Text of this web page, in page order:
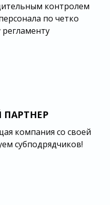
контролем
по четко
компания со своей
субподрядчиков!